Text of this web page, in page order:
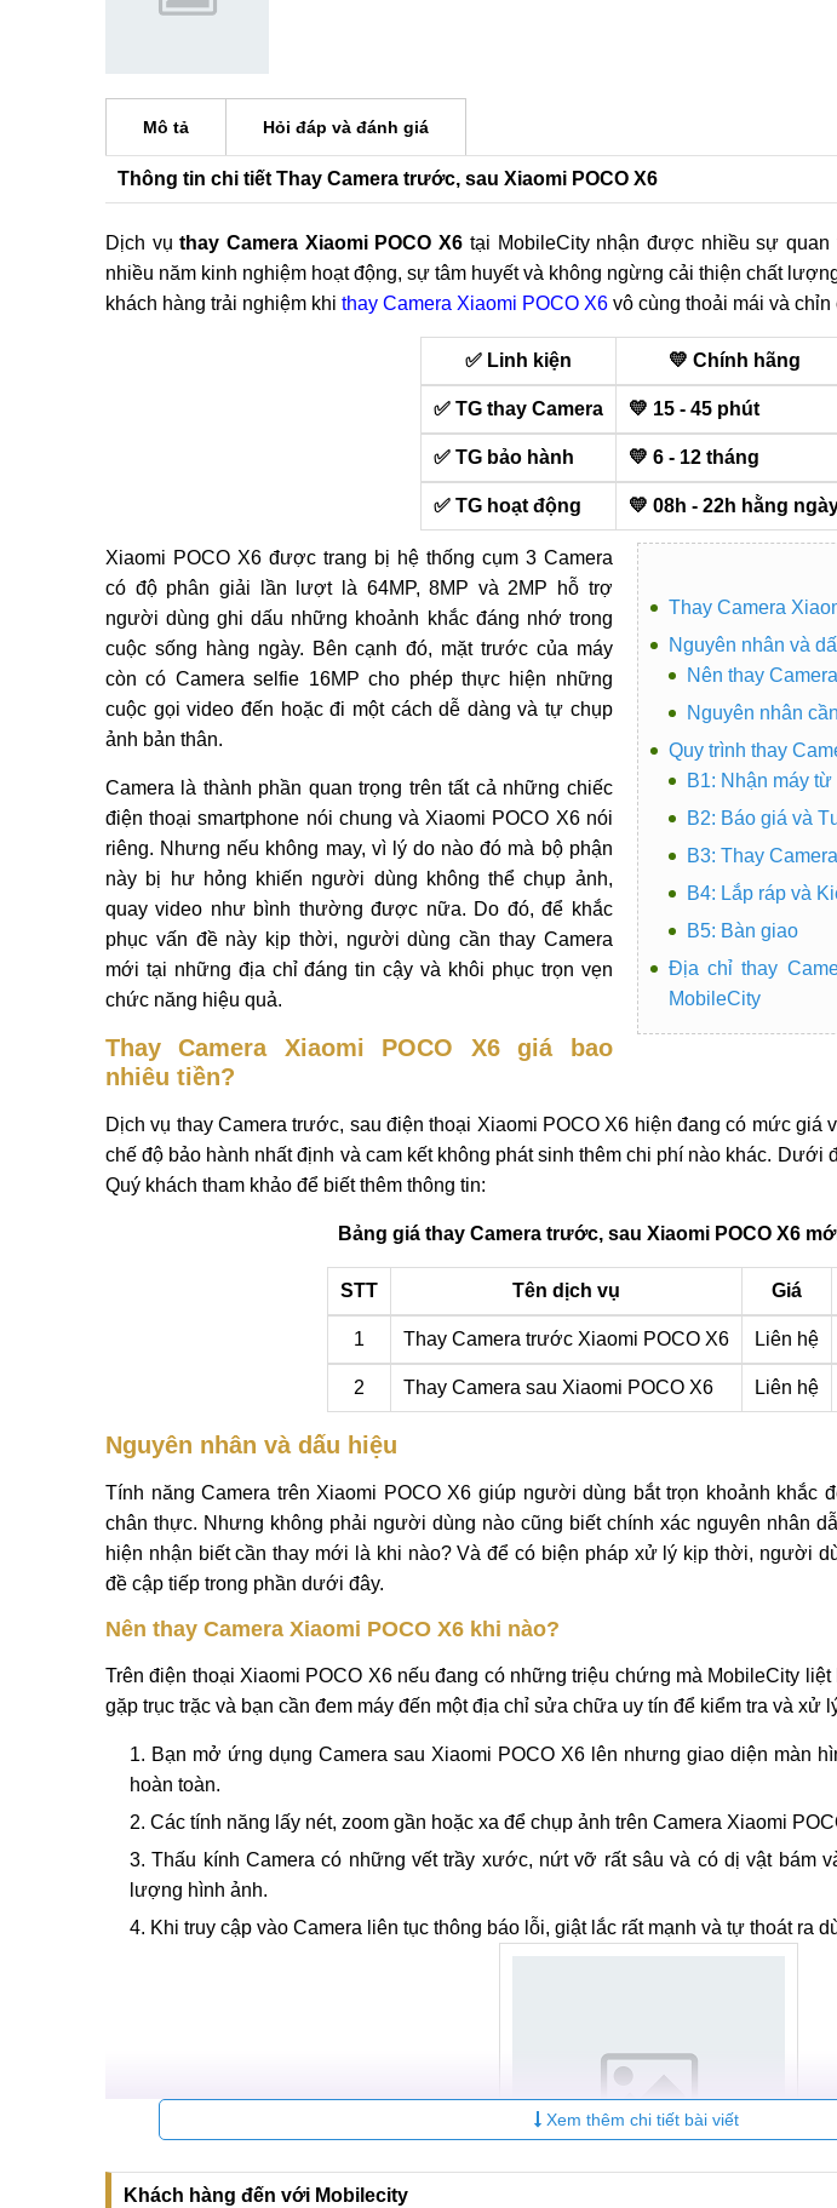
Mô tả Hỏi đáp và đánh giá
Thông tin chi tiết Thay Camera trước, sau Xiaomi POCO X6
Dịch vụthay Camera Xiaomi POCO X6 tại MobileCity nhận được nhiều sự
nhiều năm kinh nghiệm hoạt động, sự tâm huyết và không ngừng cải thiện chất
khách hàng trải nghiệm khi thay Camera Xiaomi POCO X6 vô cùng thoải mái và chỉn
✅ Linh kiện 💛 Chính hãng
✅ TG thay Camera 💛 15 - 45 phút
✅ TG bảo hành 💛 6 - 12 tháng
✅ TG hoạt động 💛 08h - 22h hằng
Thay Camera
Nguyên nhân và
Nên thay
Nguyên nhân
Quy trình thay
B1: Nhận máy
B2: Báo giá và
B3: Thay Camera
B4: Lắp ráp và
B5: Bàn giao
Địa chỉ thay
MobileCity
Xiaomi POCO X6 được trang bị hệ thống cụm 3 Camera
có độ phân giải lần lượt là 64MP, 8MP và 2MP hỗ trợ
người dùng ghi dấu những khoảnh khắc đáng nhớ trong
cuộc sống hàng ngày. Bên cạnh đó, mặt trước của máy
còn có Camera selfie 16MP cho phép thực hiện những
cuộc gọi video đến hoặc đi một cách dễ dàng và tự chụp
ảnh bản thân.
Camera là thành phần quan trọng trên tất cả những chiếc
điện thoại smartphone nói chung và Xiaomi POCO X6 nói
riêng. Nhưng nếu không may, vì lý do nào đó mà bộ phận
này bị hư hỏng khiến người dùng không thể chụp ảnh,
quay video như bình thường được nữa. Do đó, để khắc
phục vấn đề này kịp thời, người dùng cần thay Camera
mới tại những địa chỉ đáng tin cậy và khôi phục trọn vẹn
chức năng hiệu quả.
Thay Camera Xiaomi POCO X6 giá bao
nhiêu tiền?
Dịch vụ thay Camera trước, sau điện thoại Xiaomi POCO X6 hiện đang có mức giá
chế độ bảo hành nhất định và cam kết không phát sinh thêm chi phí nào khác. Dưới
Quý khách tham khảo để biết thêm thông tin:
Bảng giá thay Camera trước, sau Xiaomi POCO X6
STT Tên dịch vụ Giá
1 Thay Camera trước Xiaomi POCO X6 Liên hệ
2 Thay Camera sau Xiaomi POCO X6 Liên hệ
Nguyên nhân và dấu hiệu
Tính năng Camera trên Xiaomi POCO X6 giúp người dùng bắt trọn khoảnh khắc
chân thực. Nhưng không phải người dùng nào cũng biết chính xác nguyên nhân
hiện nhận biết cần thay mới là khi nào? Và để có biện pháp xử lý kịp thời, người
đề cập tiếp trong phần dưới đây.
Nên thay Camera Xiaomi POCO X6 khi nào?
Trên điện thoại Xiaomi POCO X6 nếu đang có những triệu chứng mà MobileCity
gặp trục trặc và bạn cần đem máy đến một địa chỉ sửa chữa uy tín để kiểm tra và xử
Bạn mở ứng dụng Camera sau Xiaomi POCO X6 lên nhưng giao diện màn
hoàn toàn.
Các tính năng lấy nét, zoom gần hoặc xa để chụp ảnh trên Camera Xiaomi
Thấu kính Camera có những vết trầy xước, nứt vỡ rất sâu và có dị vật bám
lượng hình ảnh.
Khi truy cập vào Camera liên tục thông báo lỗi, giật lắc rất mạnh và tự thoát ra
Xem thêm chi tiết bài viết
Khách hàng đến với Mobilecity